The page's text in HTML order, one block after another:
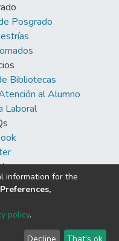
Posgrado
Bibliotecas
al Alumno
Laboral
© 2002-2026
End User Send
information for the
policy.